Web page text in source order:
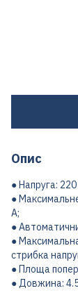
Опис
● Напруга:
●
А;
●
●
стрибка
● Площа
● Довжина: